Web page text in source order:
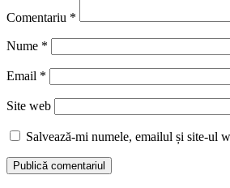
Comentariu *
Nume *
Email *
Site web
Salvează-mi numele, emailul și site-ul